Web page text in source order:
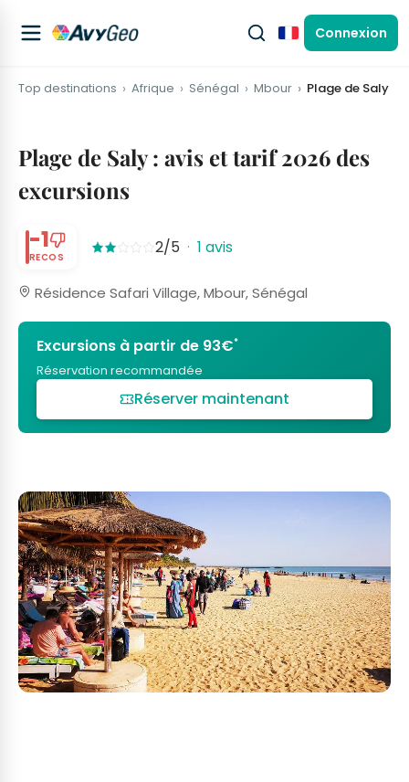
FrançaisConnexion
Top destinations Afrique Sénégal Mbour Plage de Saly
Plage de Saly : avis et tarif 2026 des
excursions
-1
RECOS 2/5 · 1 avis
Résidence Safari Village, Mbour, Sénégal
Excursions à partir de 93€*
Réservation recommandée
Réserver maintenant